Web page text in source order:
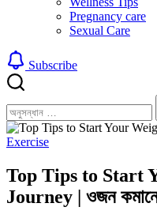
Pregnancy care
Sexual Care
Subscribe
করুন
খুঁজুন
Exercise
Top Tips to Start
Journey | ওজন